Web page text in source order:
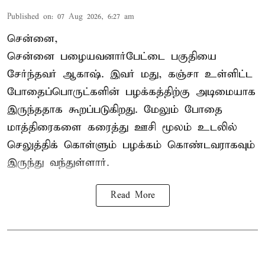
Published on: 07 Aug 2026, 6:27 am
சென்னை,
சென்னை பழையவனார்பேட்டை பகுதியை
சேர்ந்தவர் ஆகாஷ். இவர் மது, கஞ்சா உள்ளிட்ட
போதைப்பொருட்களின் பழக்கத்திற்கு அடிமையாக
இருந்ததாக கூறப்படுகிறது. மேலும் போதை
மாத்திரைகளை கரைத்து ஊசி மூலம் உடலில்
செலுத்திக் கொள்ளும் பழக்கம் கொண்டவராகவும்
இருந்து வந்துள்ளார்.
Read More